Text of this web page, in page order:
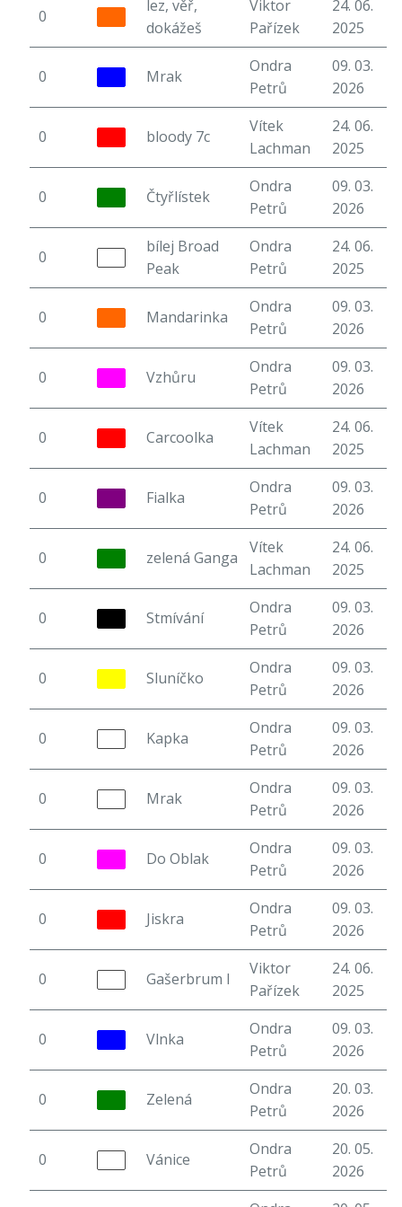
0
lez, věř,
dokážeš
Viktor
Pařízek
24. 06.
2025
0 Mrak
Ondra
Petrů
09. 03.
2026
0 bloody 7c
Vítek
Lachman
24. 06.
2025
0 Čtyřlístek
Ondra
Petrů
09. 03.
2026
0
bílej Broad
Peak
Ondra
Petrů
24. 06.
2025
0 Mandarinka
Ondra
Petrů
09. 03.
2026
0 Vzhůru
Ondra
Petrů
09. 03.
2026
0 Carcoolka
Vítek
Lachman
24. 06.
2025
0 Fialka
Ondra
Petrů
09. 03.
2026
0 zelená Ganga
Vítek
Lachman
24. 06.
2025
0 Stmívání
Ondra
Petrů
09. 03.
2026
0 Sluníčko
Ondra
Petrů
09. 03.
2026
0 Kapka
Ondra
Petrů
09. 03.
2026
0 Mrak
Ondra
Petrů
09. 03.
2026
0 Do Oblak
Ondra
Petrů
09. 03.
2026
0 Jiskra
Ondra
Petrů
09. 03.
2026
0 Gašerbrum I
Viktor
Pařízek
24. 06.
2025
0 Vlnka
Ondra
Petrů
09. 03.
2026
0 Zelená
Ondra
Petrů
20. 03.
2026
0 Vánice
Ondra
Petrů
20. 05.
2026